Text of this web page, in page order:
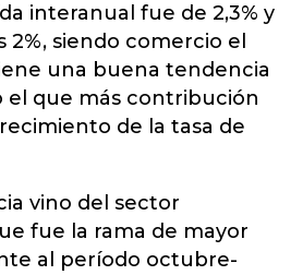
interanual fue de 2,3% y
2%, siendo comercio el
una buena tendencia
el que más contribución
de la tasa de
vino del sector
fue la rama de mayor
al período octubre-